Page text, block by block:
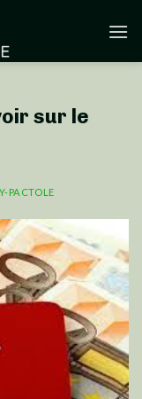
sur le
PACTOLE